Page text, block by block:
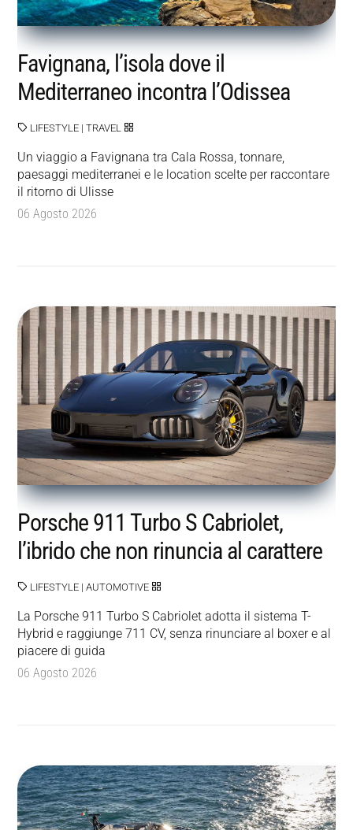
Favignana, l’isola dove il
Mediterraneo incontra l’Odissea
LIFESTYLE |TRAVEL
Un viaggio a Favignana tra Cala Rossa, tonnare,
paesaggi mediterranei e le location scelte per raccontare
il ritorno di Ulisse
06 Agosto 2026
Porsche 911 Turbo S Cabriolet,
l’ibrido che non rinuncia al carattere
LIFESTYLE |AUTOMOTIVE
La Porsche 911 Turbo S Cabriolet adotta il sistema T-
Hybrid e raggiunge 711 CV, senza rinunciare al boxer e al
piacere di guida
06 Agosto 2026